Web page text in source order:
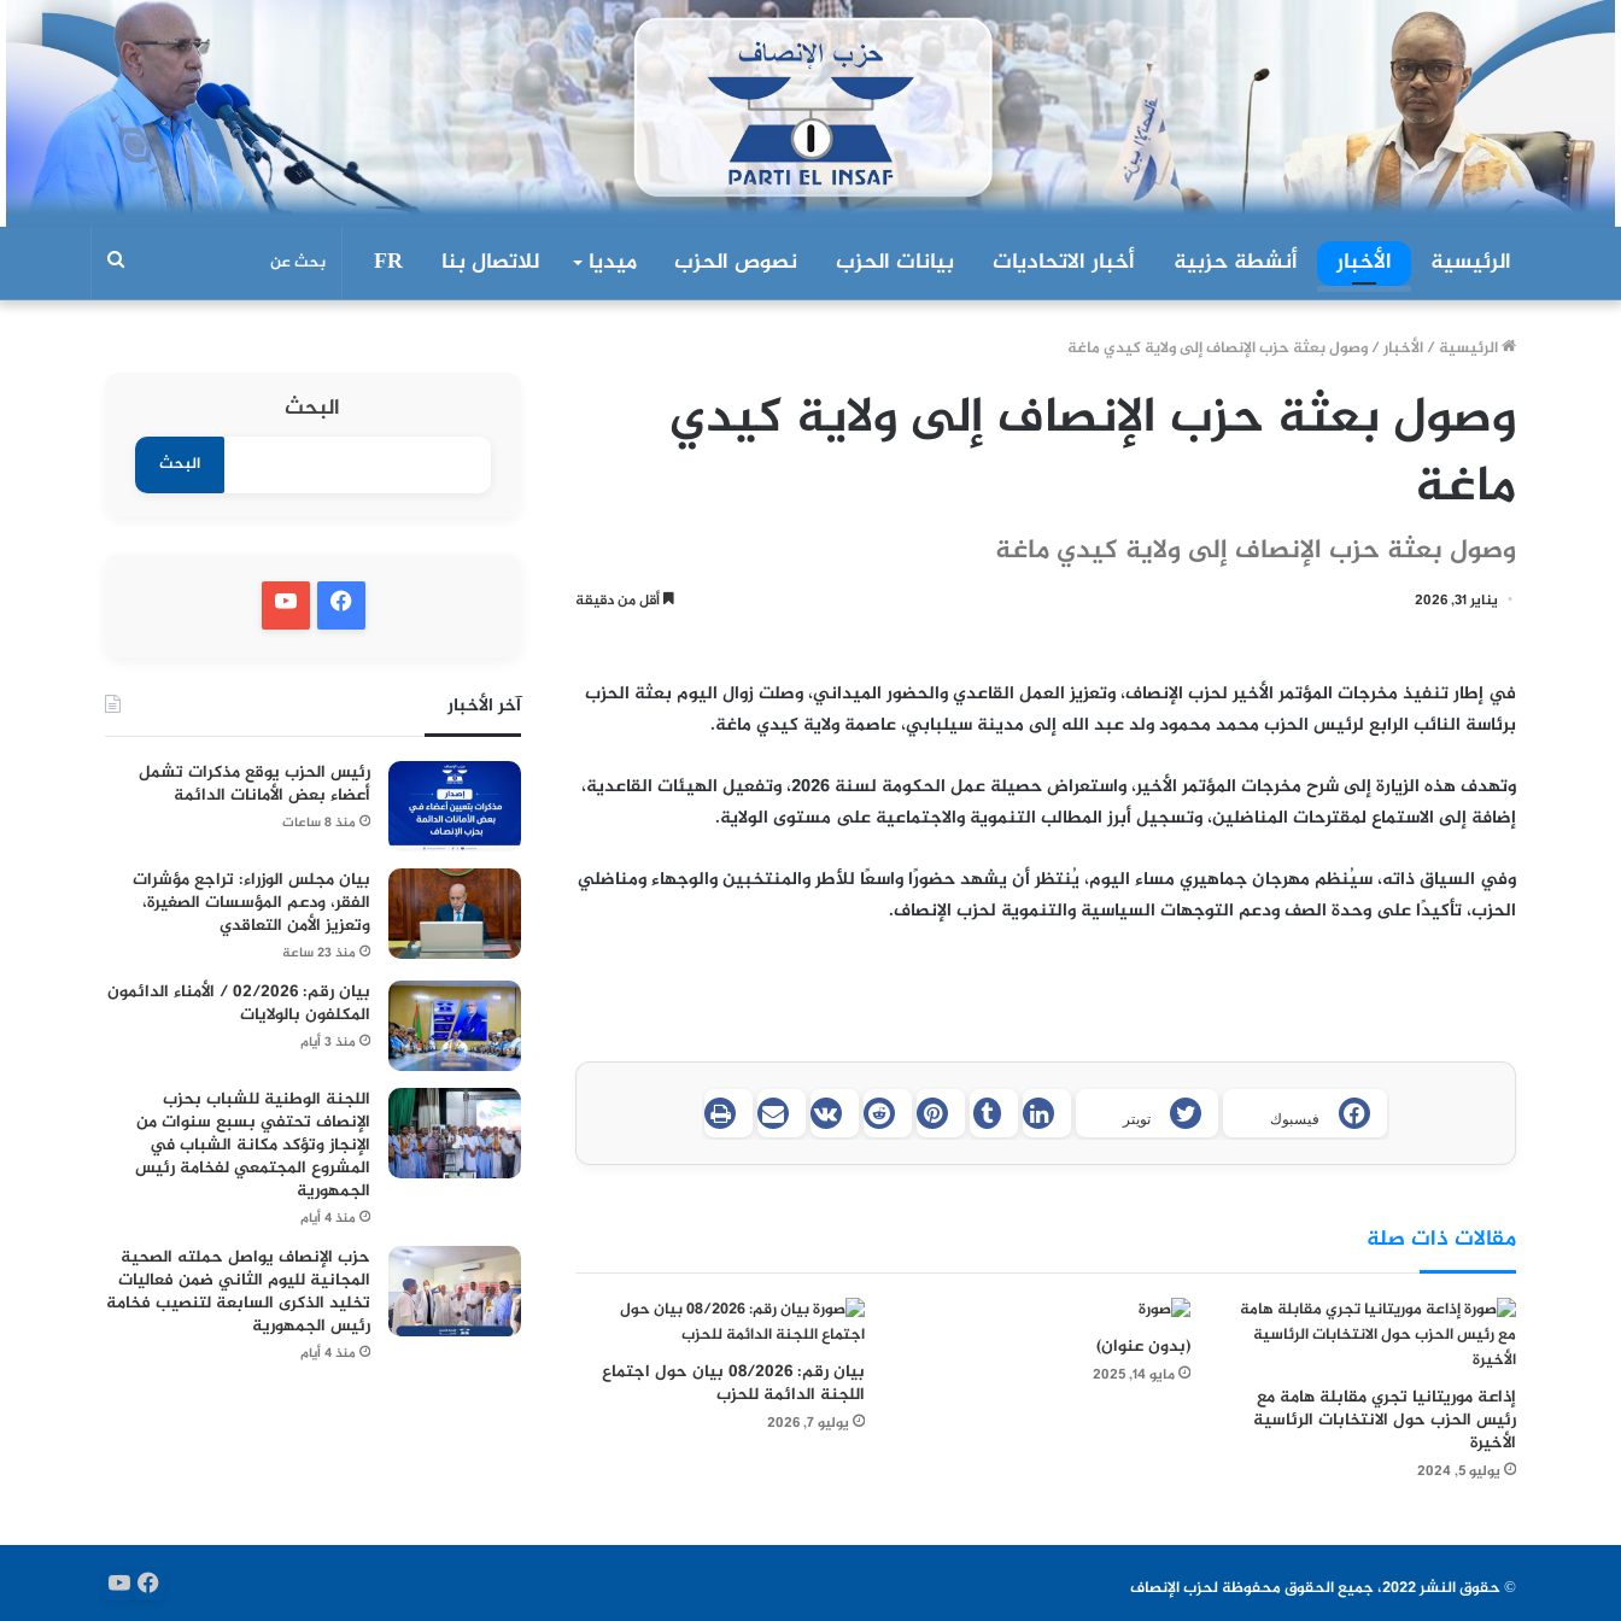
الرئيسية الأخبار أنشطة حزبية أخبار الاتحاديات بيانات الحزب نصوص الحزب ميديا للاتصال بنا FR
الرئيسية /الأخبار/وصول بعثة حزب الإنصاف إلى ولاية كيدي ماغة
وصول بعثة حزب الإنصاف إلى ولاية كيدي
ماغة
وصول بعثة حزب الإنصاف إلى ولاية كيدي ماغة
يناير 31, 2026 أقل من دقيقة
في إطار تنفيذ مخرجات المؤتمر الأخير لحزب الإنصاف، وتعزيز العمل القاعدي والحضور الميداني، وصلت زوال اليوم بعثة الحزب
برئاسة النائب الرابع لرئيس الحزب محمد محمود ولد عبد الله إلى مدينة سيلبابي، عاصمة ولاية كيدي ماغة.
وتهدف هذه الزيارة إلى شرح مخرجات المؤتمر الأخير، واستعراض حصيلة عمل الحكومة لسنة 2026، وتفعيل الهيئات القاعدية،
إضافة إلى الاستماع لمقترحات المناضلين، وتسجيل أبرز المطالب التنموية والاجتماعية على مستوى الولاية.
وفي السياق ذاته، سيُنظم مهرجان جماهيري مساء اليوم، يُنتظر أن يشهد حضورًا واسعًا للأطر والمنتخبين والوجهاء ومناضلي
الحزب، تأكيدًا على وحدة الصف ودعم التوجهات السياسية والتنموية لحزب الإنصاف.
فيسبوك تويتر
مقالات ذات صلة
إذاعة موريتانيا تجري مقابلة هامة مع
رئيس الحزب حول الانتخابات الرئاسية
الأخيرة
يوليو 5, 2024
(بدون عنوان)
مايو 14, 2025
بيان رقم: 08/2026 بيان حول اجتماع
اللجنة الدائمة للحزب
يوليو 7, 2026
البحث
البحث
آخر الأخبار
رئيس الحزب يوقع مذكرات تشمل
أعضاء بعض الأمانات الدائمة
منذ 8 ساعات
بيان مجلس الوزراء: تراجع مؤشرات
الفقر، ودعم المؤسسات الصغيرة،
وتعزيز الأمن التعاقدي
منذ 23 ساعة
بيان رقم: 02/2026 / الأمناء الدائمون
المكلفون بالولايات
منذ 3 أيام
اللجنة الوطنية للشباب بحزب
الإنصاف تحتفي بسبع سنوات من
الإنجاز وتؤكد مكانة الشباب في
المشروع المجتمعي لفخامة رئيس
الجمهورية
منذ 4 أيام
حزب الإنصاف يواصل حملته الصحية
المجانية لليوم الثاني ضمن فعاليات
تخليد الذكرى السابعة لتنصيب فخامة
رئيس الجمهورية
منذ 4 أيام
© حقوق النشر 2022، جميع الحقوق محفوظة لحزب الإنصاف